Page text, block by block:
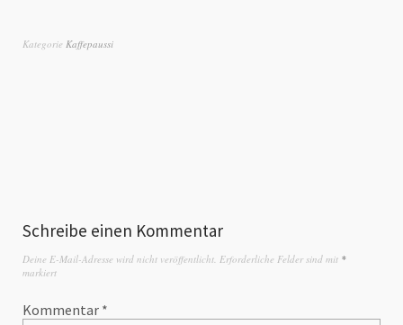
Kategorie Kaffepaussi
Schreibe einen Kommentar
Deine E-Mail-Adresse wird nicht veröffentlicht. Erforderliche Felder sind mit *
markiert
Kommentar *